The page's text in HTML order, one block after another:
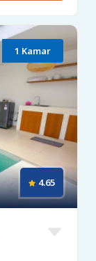
1 Kamar
4.65